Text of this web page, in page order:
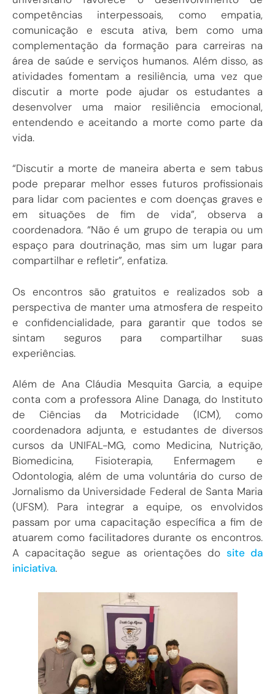
competências interpessoais, como empatia,
comunicação e escuta ativa, bem como uma
complementação da formação para carreiras na
área de saúde e serviços humanos. Além disso, as
atividades fomentam a resiliência, uma vez que
discutir a morte pode ajudar os estudantes a
desenvolver uma maior resiliência emocional,
entendendo e aceitando a morte como parte da
vida.
“Discutir a morte de maneira aberta e sem tabus
pode preparar melhor esses futuros profissionais
para lidar com pacientes e com doenças graves e
em situações de fim de vida”, observa a
coordenadora. “Não é um grupo de terapia ou um
espaço para doutrinação, mas sim um lugar para
compartilhar e refletir”, enfatiza.
Os encontros são gratuitos e realizados sob a
perspectiva de manter uma atmosfera de respeito
e confidencialidade, para garantir que todos se
sintam seguros para compartilhar suas
experiências.
Além de Ana Cláudia Mesquita Garcia, a equipe
conta com a professora Aline Danaga, do Instituto
de Ciências da Motricidade (ICM), como
coordenadora adjunta, e estudantes de diversos
cursos da UNIFAL-MG, como Medicina, Nutrição,
Biomedicina, Fisioterapia, Enfermagem e
Odontologia, além de uma voluntária do curso de
Jornalismo da Universidade Federal de Santa Maria
(UFSM). Para integrar a equipe, os envolvidos
passam por uma capacitação específica a fim de
atuarem como facilitadores durante os encontros.
A capacitação segue as orientações do site da
iniciativa.